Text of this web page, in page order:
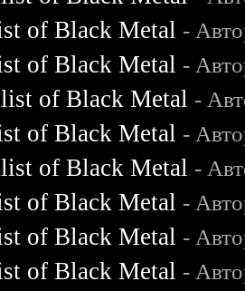
of Black Metal -
of Black Metal -
of Black Metal -
of Black Metal -
of Black Metal -
of Black Metal -
of Black Metal -
of Black Metal -